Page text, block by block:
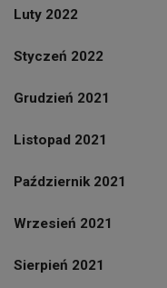
Luty 2022
Styczeń 2022
Grudzień 2021
Listopad 2021
Październik 2021
Wrzesień 2021
Sierpień 2021